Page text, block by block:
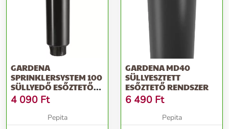
GARDENA
SPRINKLERSYSTEM 100
SÜLLYEDŐ ESŐZTETŐ
CSÍKFÚVÓKÁVAL
4 090 Ft
Pepita
GARDENA MD40
SÜLLYESZTETT
ESŐZTETŐ RENDSZER
6 490 Ft
Pepita